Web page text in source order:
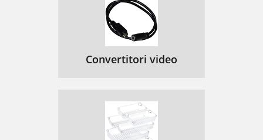
Convertitori video